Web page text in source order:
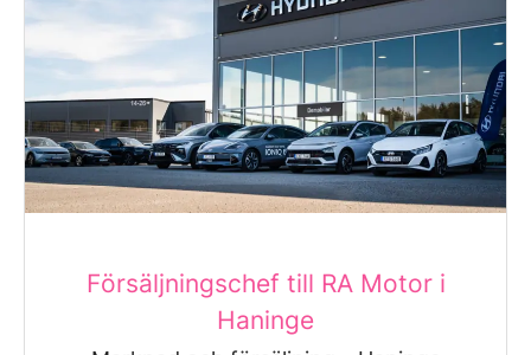
Försäljningschef till RA Motor i
Haninge